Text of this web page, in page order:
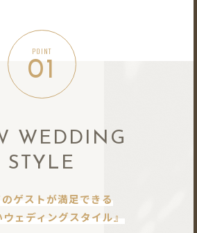
POINT
01
WEDDING
STYLE
ゲストが満足できる
ウェディングスタイル』